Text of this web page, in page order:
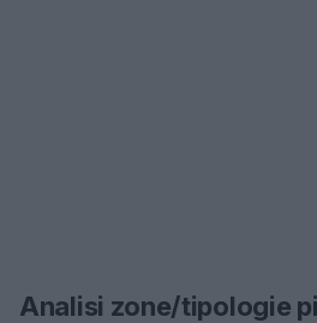
Analisi zone/tipologie